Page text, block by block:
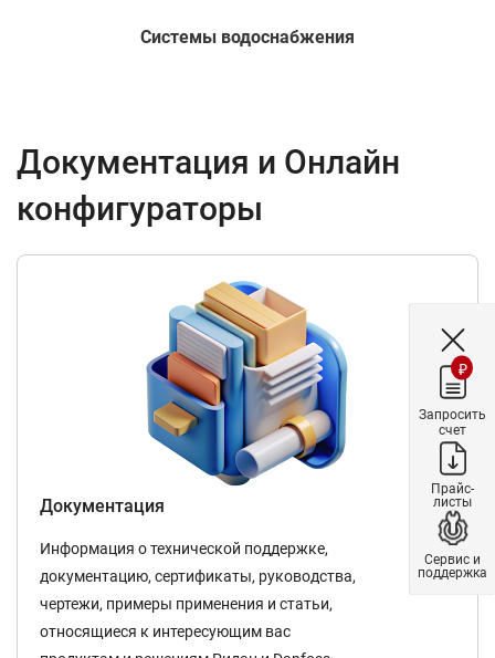
Системы водоснабжения
Документация и Онлайн
конфигураторы
Документация
Информация о технической поддержке,
документацию, сертификаты, руководства,
чертежи, примеры применения и статьи,
относящиеся к интересующим вас
₽
Запросить
счет
Прайс-
листы
Сервис и
поддержка